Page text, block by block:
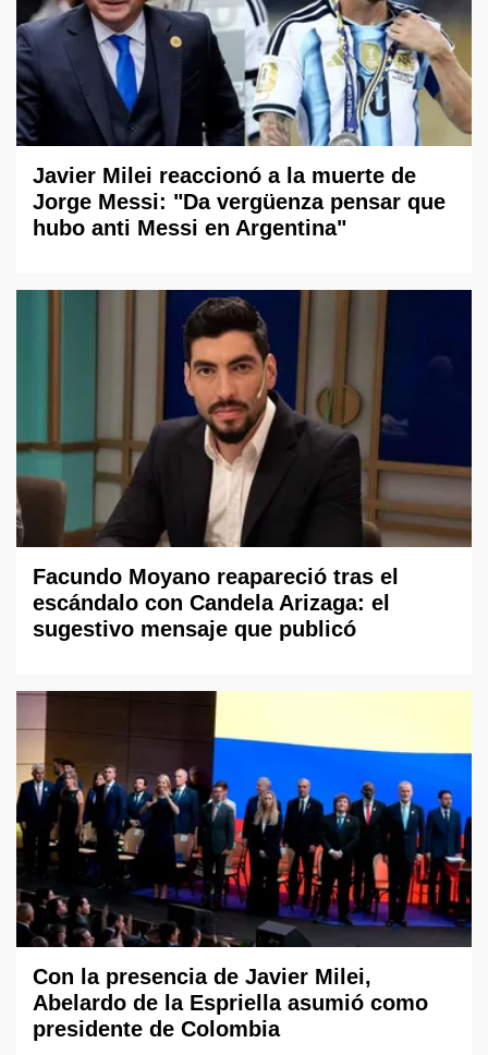
Javier Milei reaccionó a la muerte de
Jorge Messi: "Da vergüenza pensar que
hubo anti Messi en Argentina"
Facundo Moyano reapareció tras el
escándalo con Candela Arizaga: el
sugestivo mensaje que publicó
Con la presencia de Javier Milei,
Abelardo de la Espriella asumió como
presidente de Colombia